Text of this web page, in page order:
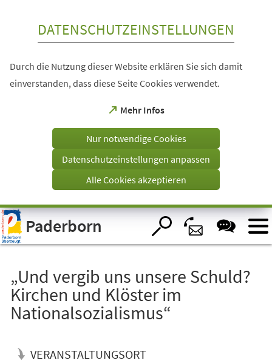
Visuelle
Assistenzsoftware
öffnen.
DATENSCHUTZEINSTELLUNGEN
Durch die Nutzung dieser Website erklären Sie sich damit
einverstanden, dass diese Seite Cookies verwendet.
Mehr Infos
(Öffnet
einem
Tab)
Nur notwendige Cookies
Datenschutzeinstellungen anpassen
Alle Cookies akzeptieren
Paderborn
„Und vergib uns unsere Schuld?
Kirchen und Klöster im
Nationalsozialismus“
VERANSTALTUNGSORT